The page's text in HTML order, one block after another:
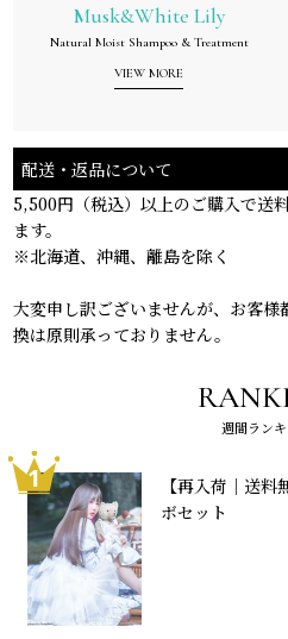
Musk&White Lily
Natural Moist Shampoo & Treatment
VIEW MORE
配送・返品について
5,500円（税込）以上のご購入で送
ます。
※北海道、沖縄、離島を除く
大変申し訳ございませんが、お客
換は原則承っておりません。
週間ラン
1
【再入荷｜送
ボセット